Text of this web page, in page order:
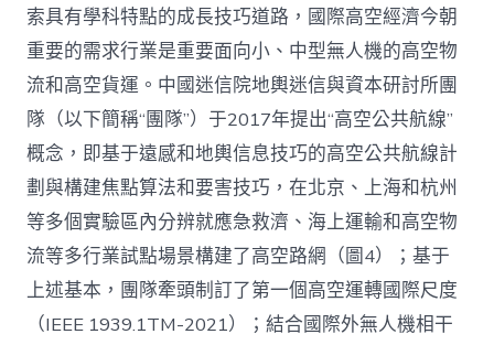
索具有學科特點的成長技巧道路，國際高空經濟今朝
重要的需求行業是重要面向小、中型無人機的高空物
流和高空貨運。中國迷信院地輿迷信與資本研討所團
隊（以下簡稱“團隊”）于2017年提出“高空公共航線”
概念，即基于遠感和地輿信息技巧的高空公共航線計
劃與構建焦點算法和要害技巧，在北京、上海和杭州
等多個實驗區內分辨就應急救濟、海上運輸和高空物
流等多行業試點場景構建了高空路網（圖4）；基于
上述基本，團隊牽頭制訂了第一個高空運轉國際尺度
（IEEE 1939.1TM-2021）；結合國際外無人機相干